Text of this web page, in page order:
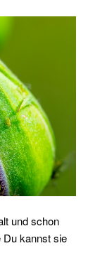
und schon
Du kannst sie